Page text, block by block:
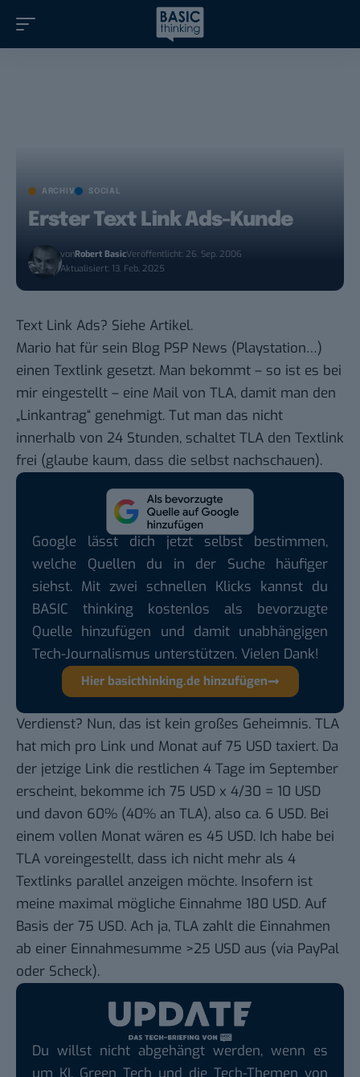
ARCHIV SOCIAL
Erster Text Link Ads-Kunde
vonRobert BasicVeröffentlicht: 26. Sep. 2006
Aktualisiert: 13. Feb. 2025
Text Link Ads? Siehe Artikel.
Mario hat für sein Blog PSP News (Playstation…)
einen Textlink gesetzt. Man bekommt – so ist es bei
mir eingestellt – eine Mail von TLA, damit man den
„Linkantrag“ genehmigt. Tut man das nicht
innerhalb von 24 Stunden, schaltet TLA den Textlink
frei (glaube kaum, dass die selbst nachschauen).
Google lässt dich jetzt selbst bestimmen,
welche Quellen du in der Suche häufiger
siehst. Mit zwei schnellen Klicks kannst du
BASIC thinking kostenlos als bevorzugte
Quelle hinzufügen und damit unabhängigen
Tech-Journalismus unterstützen. Vielen Dank!
Hier basicthinking.de hinzufügen
Verdienst? Nun, das ist kein großes Geheimnis. TLA
hat mich pro Link und Monat auf 75 USD taxiert. Da
der jetzige Link die restlichen 4 Tage im September
erscheint, bekomme ich 75 USD x 4/30 = 10 USD
und davon 60% (40% an TLA), also ca. 6 USD. Bei
einem vollen Monat wären es 45 USD. Ich habe bei
TLA voreingestellt, dass ich nicht mehr als 4
Textlinks parallel anzeigen möchte. Insofern ist
meine maximal mögliche Einnahme 180 USD. Auf
Basis der 75 USD. Ach ja, TLA zahlt die Einnahmen
ab einer Einnahmesumme >25 USD aus (via PayPal
oder Scheck).
Du willst nicht abgehängt werden, wenn es